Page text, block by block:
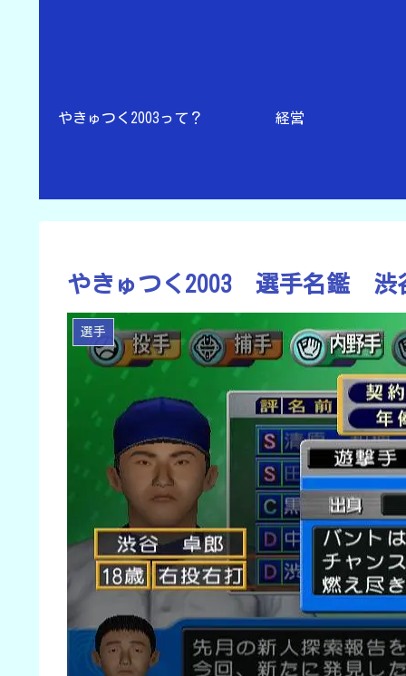
やきゅつく2003って？ 経営
やきゅつく2003 選手名鑑
選手